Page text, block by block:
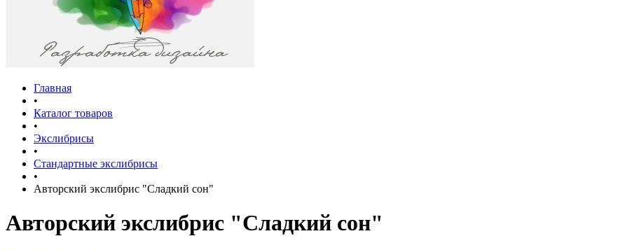
Главная
•
Каталог товаров
•
Экслибрисы
•
Стандартные экслибрисы
•
Авторский экслибрис "Сладкий сон"
Авторский экслибрис "Сладкий сон"